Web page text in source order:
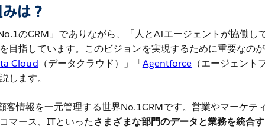
は？
のCRM」でありながら、「人とAIエージェントが協働し
目指しています。このビジョンを実現するために重要なのが
Cloud （データクラウド）」「Agentforce（エージェント
します。
情報を一元管理する世界No.1CRMです。営業やマーケテ
マース、ITといったさまざまな部門のデータと業務を統合